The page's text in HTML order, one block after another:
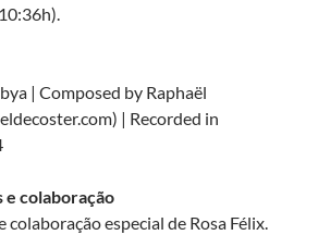
| Composed by Raphaël
| Recorded in
e colaboração
colaboração especial de Rosa Félix.